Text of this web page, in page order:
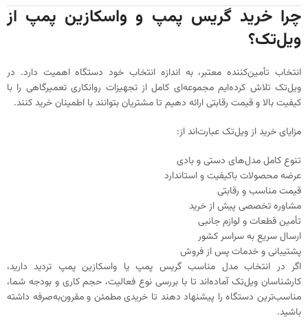
چرا خرید گریس پمپ و واسکازین پمپ از
ویل‌تک؟
انتخاب تأمین‌کننده معتبر، به اندازه انتخاب خود دستگاه اهمیت دارد. در
ویل‌تک تلاش کرده‌ایم مجموعه‌ای کامل از تجهیزات روانکاری تعمیرگاهی را با
کیفیت بالا و قیمت رقابتی ارائه دهیم تا مشتریان بتوانند با اطمینان خرید کنند.
مزایای خرید از ویل‌تک عبارت‌اند از:
تنوع کامل مدل‌های دستی و بادی
عرضه محصولات باکیفیت و استاندارد
قیمت مناسب و رقابتی
مشاوره تخصصی پیش از خرید
تأمین قطعات و لوازم جانبی
ارسال سریع به سراسر کشور
پشتیبانی و خدمات پس از فروش
اگر در انتخاب مدل مناسب گریس پمپ یا واسکازین پمپ تردید دارید،
کارشناسان ویل‌تک آماده‌اند تا با بررسی نوع فعالیت، حجم کاری و بودجه شما،
مناسب‌ترین دستگاه را پیشنهاد دهند تا خریدی مطمئن و مقرون‌به‌صرفه داشته
باشید.